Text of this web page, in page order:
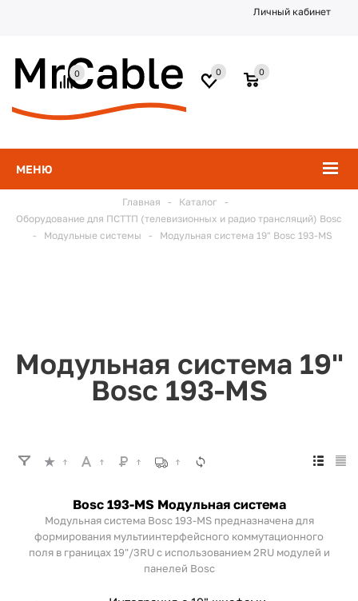
Личный кабинет
МЕНЮ
0
0
0
Главная - Каталог
-
Оборудование для ПСТТП (телевизионных и радио трансляций) Bosc
-
Модульные системы - Модульная система 19" Bosc 193-MS
Модульная система 19"
Bosc 193-MS
Bosc 193-MS Модульная система
Модульная система Bosc 193-MS предназначена для
формирования мультиинтерфейсного коммутационного
поля в границах 19"/3RU с использованием 2RU модулей и
панелей Bosc